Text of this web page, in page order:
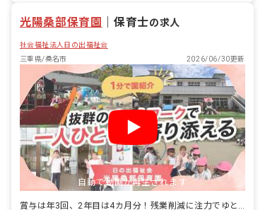
光陽桑部保育園 ｜保育士の求人
社会福祉法人日の出福祉会
三重県/桑名市
2026/06/30更新
自動で動画が再生されます
賞与は年3回、2年目は4カ月分！残業削減に注力でゆとりある保育環境です